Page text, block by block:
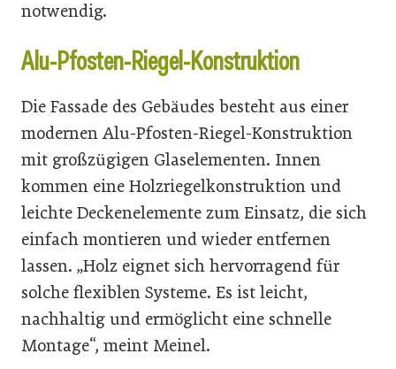
notwendig.
Alu-Pfosten-Riegel-Konstruktion
Die Fassade des Gebäudes besteht aus einer
modernen Alu-Pfosten-Riegel-Konstruktion
mit großzügigen Glaselementen. Innen
kommen eine Holzriegelkonstruktion und
leichte Deckenelemente zum Einsatz, die sich
einfach montieren und wieder entfernen
lassen. „Holz eignet sich hervorragend für
solche flexiblen Systeme. Es ist leicht,
nachhaltig und ermöglicht eine schnelle
Montage“, meint Meinel.